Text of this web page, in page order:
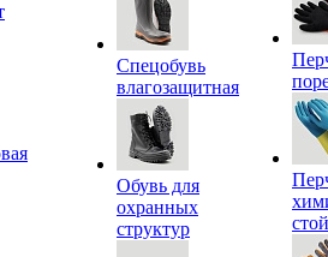
Спецобувь
влагозащитная
Обувь для
охранных
структур